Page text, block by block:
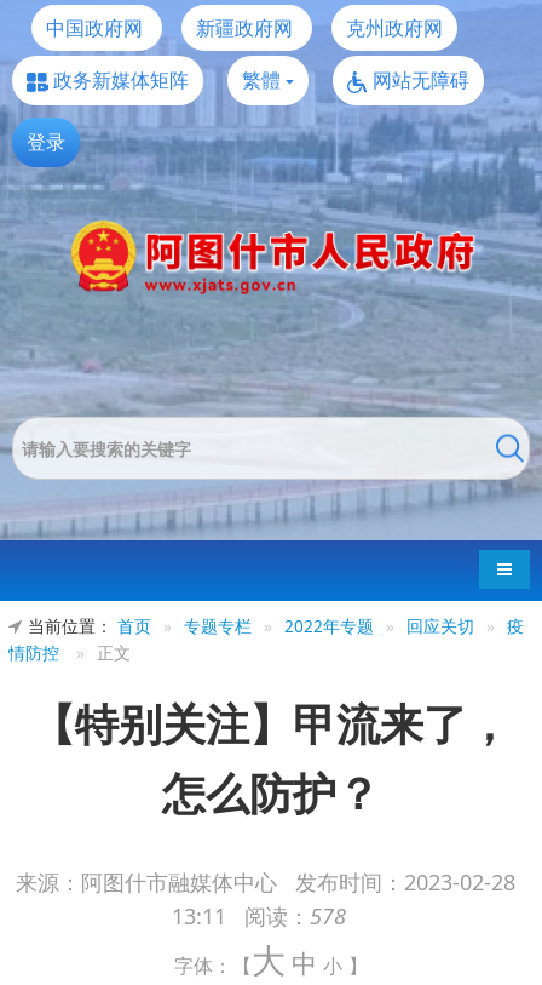
中国政府网 新疆政府网
克州政府网
政务新媒体矩阵
繁體 网站无障碍
登录
导航
当前位置： 首页 » 专题专栏 » 2022年专题 » 回应关切 » 疫
情防控
» 正文
【特别关注】甲流来了，
怎么防护？
来源：阿图什市融媒体中心 发布时间： 2023-02-28
13:11
阅读： 578
字体：【大 中 小 】
甲流进入高发期
，北京、上海、浙江、
天津等地均有学校因学生患甲流而停课。